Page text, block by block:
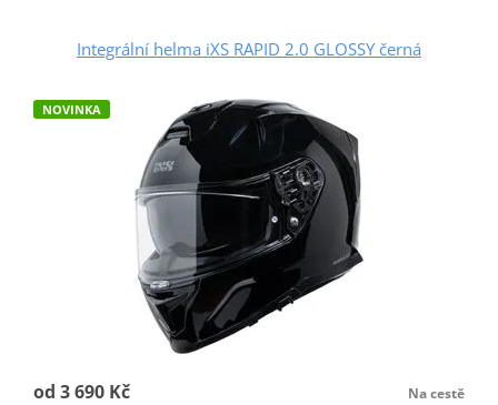
Integrální helma iXS RAPID 2.0 GLOSSY černá
NOVINKA
od 3 690 Kč Na cestě